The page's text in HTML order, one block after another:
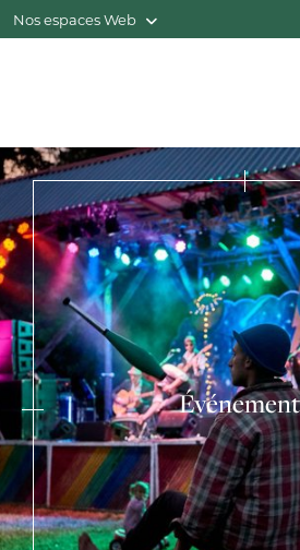
Nos espaces Web